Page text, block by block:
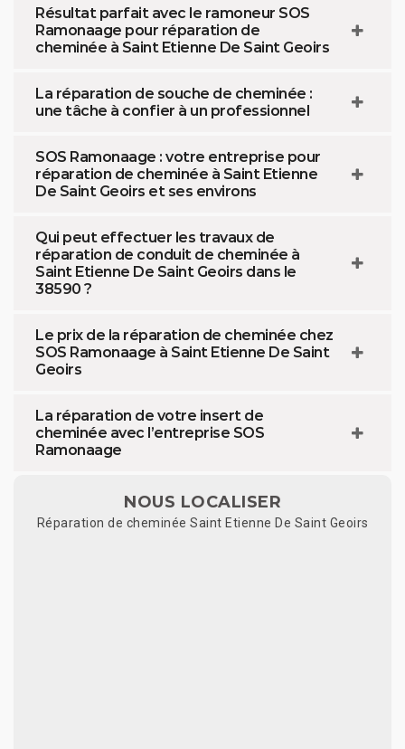
Résultat parfait avec le ramoneur SOS
Ramonaage pour réparation de
cheminée à Saint Etienne De Saint Geoirs
La réparation de souche de cheminée :
une tâche à confier à un professionnel
SOS Ramonaage : votre entreprise pour
réparation de cheminée à Saint Etienne
De Saint Geoirs et ses environs
Qui peut effectuer les travaux de
réparation de conduit de cheminée à
Saint Etienne De Saint Geoirs dans le
38590 ?
Le prix de la réparation de cheminée chez
SOS Ramonaage à Saint Etienne De Saint
Geoirs
La réparation de votre insert de
cheminée avec l’entreprise SOS
Ramonaage
NOUS LOCALISER
Réparation de cheminée Saint Etienne De Saint Geoirs